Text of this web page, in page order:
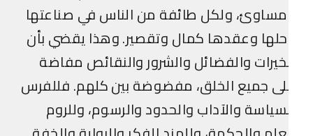
ولكل طائفة من الناس في صناعتها
وعقدها كمال وتقصير. وهذا يقضي بأن
والفضائل والشرور والنقائص مفاضة
جميع الخلق، مفضوضة بين كلهم. فللفرس
والآداب والحدود والرسوم، وللروم